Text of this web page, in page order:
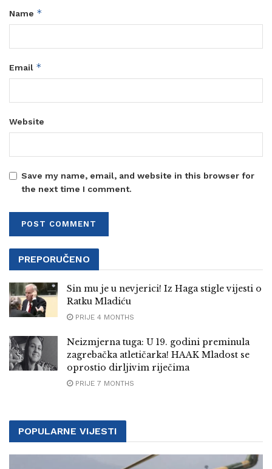
Name *
Email *
Website
Save my name, email, and website in this browser for
the next time I comment.
PREPORUČENO
Sin mu je u nevjerici! Iz Haga stigle vijesti o
Ratku Mladiću
PRIJE 4 MONTHS
Neizmjerna tuga: U 19. godini preminula
zagrebačka atletičarka! HAAK Mladost se
oprostio dirljivim riječima
PRIJE 7 MONTHS
POPULARNE VIJESTI